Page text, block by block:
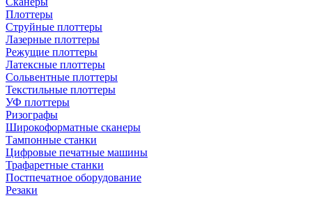
Плоттеры
Струйные плоттеры
Лазерные плоттеры
Режущие плоттеры
Латексные плоттеры
Сольвентные плоттеры
Текстильные плоттеры
УФ плоттеры
Ризографы
Широкоформатные сканеры
Тампонные станки
Цифровые печатные машины
Трафаретные станки
Постпечатное оборудование
Резаки